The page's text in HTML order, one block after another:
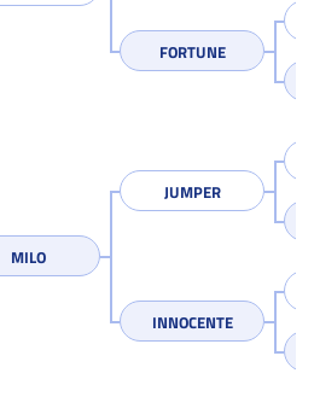
FORTUNE
MILO
JUMPER
INNOCENTE